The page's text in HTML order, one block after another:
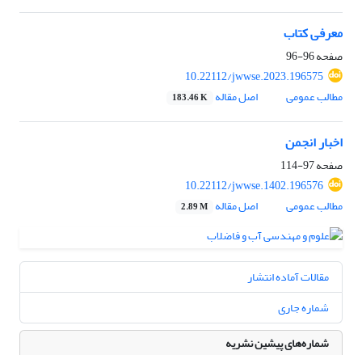
معرفی کتاب
صفحه96-96
10.22112/jwwse.2023.196575
مطالب عمومی
اصل مقاله 183.46 K
اخبار انجمن
صفحه97-114
10.22112/jwwse.1402.196576
مطالب عمومی
اصل مقاله 2.89 M
مقالات آماده انتشار
شماره جاری
شماره‌های پیشین نشریه